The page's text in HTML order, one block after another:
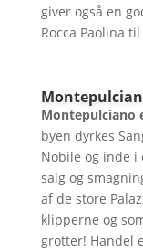
giver også en
Rocca Paolina
Montepulciano
byen dyrkes
Nobile og inde
salg og
af de store
klipperne og
grotter! Handel